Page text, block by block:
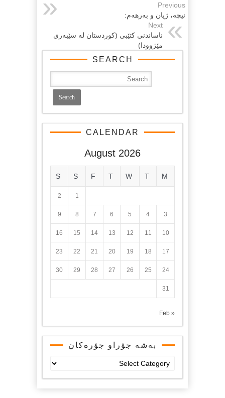
Previous
نیچە، ژیان و بەرهەم:
Next
ناساندنی کتێبی (کوردستان له‌ سێبه‌ری
مێژوودا)
SEARCH
CALENDAR
August 2026
M
T
W
T
F
S
S
1
2
3
4
5
6
7
8
9
10
11
12
13
14
15
16
17
18
19
20
21
22
23
24
25
26
27
28
29
30
31
« Feb
بەشە جۆراو جۆرەکان
جۆرەکان